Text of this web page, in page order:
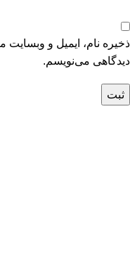
ذخیره نام، ایمیل و وبسایت
دیدگاهی می‌نویسم.